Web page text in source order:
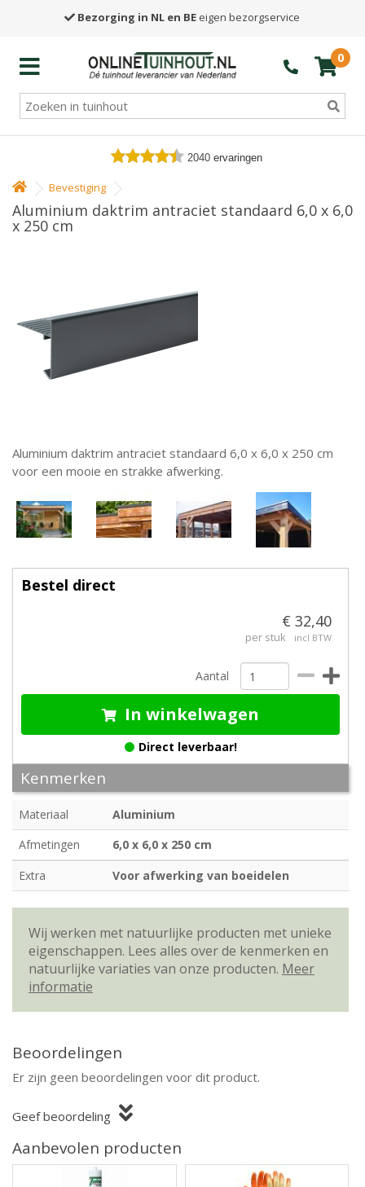
Bezorging in NL en BE eigen bezorgservice
0
2040 ervaringen
Bevestiging
Aluminium daktrim antraciet standaard 6,0 x 6,0
x 250 cm
Aluminium daktrim antraciet standaard 6,0 x 6,0 x 250 cm
voor een mooie en strakke afwerking.
Bestel direct
€ 32,40
per stuk incl BTW
Aantal
In winkelwagen
Direct leverbaar!
Kenmerken
Materiaal
Aluminium
Afmetingen
6,0 x 6,0 x 250 cm
Extra
Voor afwerking van boeidelen
Wij werken met natuurlijke producten met unieke
eigenschappen. Lees alles over de kenmerken en
natuurlijke variaties van onze producten. Meer
informatie
Beoordelingen
Er zijn geen beoordelingen voor dit product.
Geef beoordeling
Aanbevolen producten